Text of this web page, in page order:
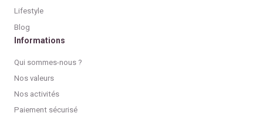
Lifestyle
Blog
Informations
Qui sommes-nous ?
Nos valeurs
Nos activités
Paiement sécurisé